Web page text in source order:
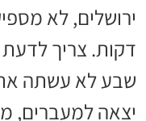
דקות. צריך
שבע לא עשתה
יצאה למעברים,